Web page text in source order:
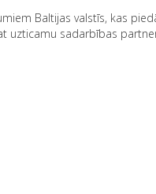
Baltijas valstīs, kas
uzticamu sadarbības